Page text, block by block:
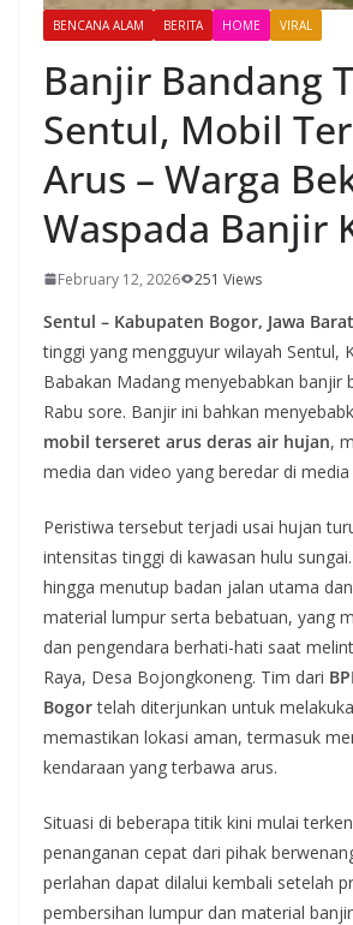
BENCANA ALAM BERITA HOME VIRAL
Banjir Bandang
Sentul, Mobil
Arus – Warga
Waspada Banjir
February 12, 2026 251 Views
Sentul – Kabupaten Bogor, Jawa Barat
tinggi yang mengguyur wilayah Sentul,
Babakan Madang menyebabkan banjir
Rabu sore. Banjir ini bahkan
mobil terseret arus deras air hujan,
media dan video yang beredar di media
Peristiwa tersebut terjadi usai hujan
intensitas tinggi di kawasan hulu
hingga menutup badan jalan utama
material lumpur serta bebatuan, yang
dan pengendara berhati-hati saat
Raya, Desa Bojongkoneng. Tim dari
Bogortelah diterjunkan untuk
memastikan lokasi aman, termasuk
kendaraan yang terbawa arus.
Situasi di beberapa titik kini mulai
penanganan cepat dari pihak
perlahan dapat dilalui kembali setelah
pembersihan lumpur dan material